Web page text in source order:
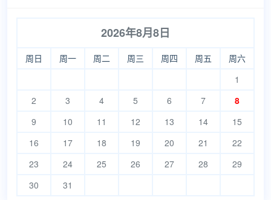
2026年8月8日
周日 周一 周二 周三 周四 周五
周六
1
2
3 4 5 6 7
8
9
10 11 12 13 14
15
16
17 18 19 20 21
22
23
24 25 26 27 28
29
30
31